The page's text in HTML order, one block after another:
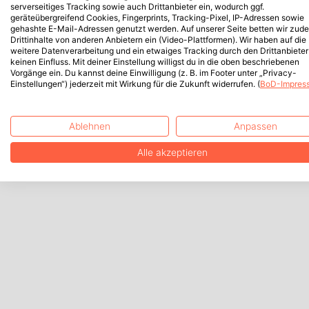
serverseitiges Tracking sowie auch Drittanbieter ein, wodurch ggf.
geräteübergreifend Cookies, Fingerprints, Tracking-Pixel, IP-Adressen sowie
gehashte E-Mail-Adressen genutzt werden. Auf unserer Seite betten wir
Drittinhalte von anderen Anbietern ein (Video-Plattformen). Wir haben auf die
weitere Datenverarbeitung und ein etwaiges Tracking durch den Drittanbieter
keinen Einfluss. Mit deiner Einstellung willigst du in die oben beschriebenen
Vorgänge ein. Du kannst deine Einwilligung (z. B. im Footer unter „Privacy-
Einstellungen“) jederzeit mit Wirkung für die Zukunft widerrufen. (BoD-
Ablehnen Anpassen
Alle akzeptieren